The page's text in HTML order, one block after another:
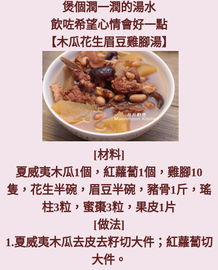
煲個潤一潤的湯水
飲咗希望心情會好一點
【木瓜花生眉豆雞腳湯】
[材料]
夏威夷木瓜1個，紅蘿蔔1個，雞腳10
隻，花生半碗，眉豆半碗，豬骨1斤，瑤
柱3粒，蜜棗3粒，果皮1片
[做法]
1.夏威夷木瓜去皮去籽切大件；紅蘿蔔切
大件。